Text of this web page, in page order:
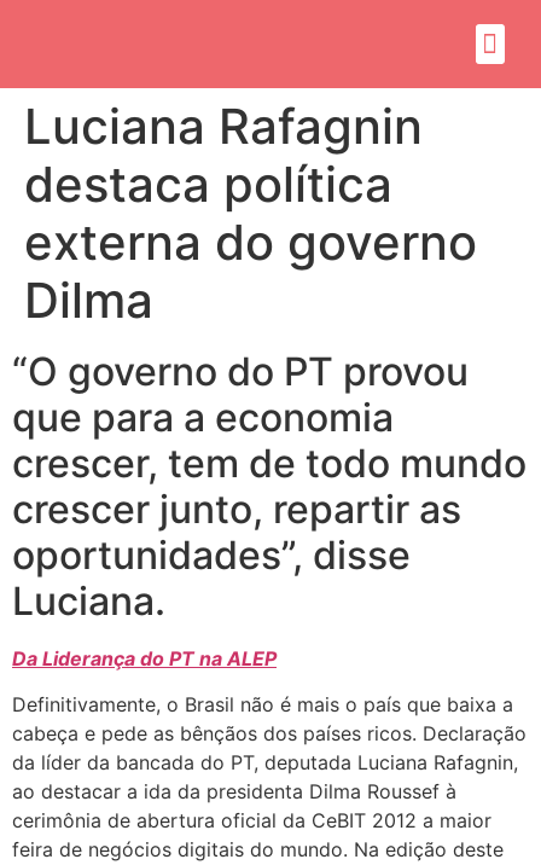
Luciana Rafagnin
destaca política
externa do governo
Dilma
“O governo do PT provou
que para a economia
crescer, tem de todo mundo
crescer junto, repartir as
oportunidades”, disse
Luciana.
Da Liderança do PT na ALEP
Definitivamente, o Brasil não é mais o país que baixa a
cabeça e pede as bênçãos dos países ricos. Declaração
da líder da bancada do PT, deputada Luciana Rafagnin,
ao destacar a ida da presidenta Dilma Roussef à
cerimônia de abertura oficial da CeBIT 2012 a maior
feira de negócios digitais do mundo. Na edição deste